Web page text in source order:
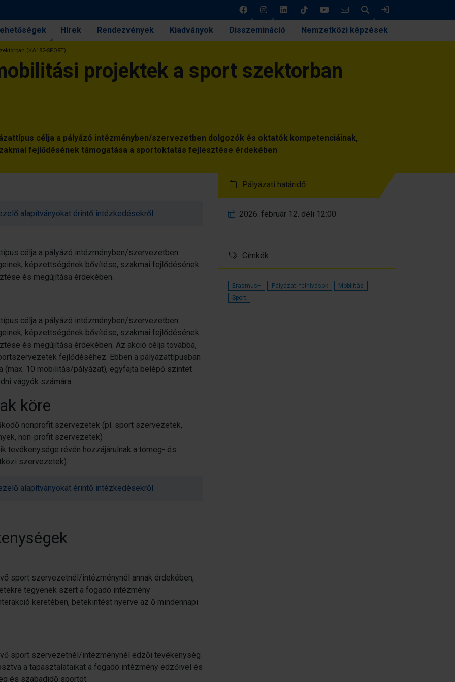
Keresés
Hírek Rendezvények Kiadványok Disszemináció Nemzetközi képzések
(KA182-SPORT)
projektek a sport szektorban
célja a pályázó intézményben/szervezetben dolgozók és oktatók kompetenciáinak,
fejlődésének támogatása a sportoktatás fejlesztése érdekében
alapítványokat érintő intézkedésekről
célja a pályázó intézményben/szervezetben
képzettségének bővítése, szakmai fejlődésének
és megújítása érdekében.
célja a pályázó intézményben/szervezetben
képzettségének bővítése, szakmai fejlődésének
és megújítása érdekében. Az akció célja továbbá,
fejlődéséhez. Ebben a pályázattípusban
10 mobilitás/pályázat), egyfajta belépő szintet
vágyók számára.
köre
nonprofit szervezetek (pl. sport szervezetek,
non-profit szervezetek)
tevékenysége révén hozzájárulnak a tömeg- és
szervezetek).
alapítványokat érintő intézkedésekről
sport szervezetnél/intézménynél annak érdekében,
tegyenek szert a fogadó intézmény
keretében, betekintést nyerve az ő mindennapi
sport szervezetnél/intézménynél edzői tevékenység
a tapasztalataikat a fogadó intézmény edzőivel és
és szabadidő sportot.
Pályázati határidő
2026. február 12. déli 12:00
Címkék
Erasmus+ Pályázati felhívások
Mobilitás
Sport